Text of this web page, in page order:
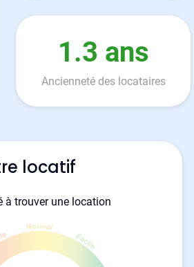
1.3 ans
Ancienneté des locataires
locatif
à trouver une location